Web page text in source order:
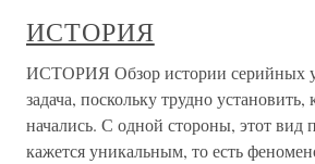
ИСТОРИЯ
ИСТОРИЯ Обзор истории серийных
задача, поскольку трудно
начались. С одной стороны, этот вид
кажется уникальным, то есть